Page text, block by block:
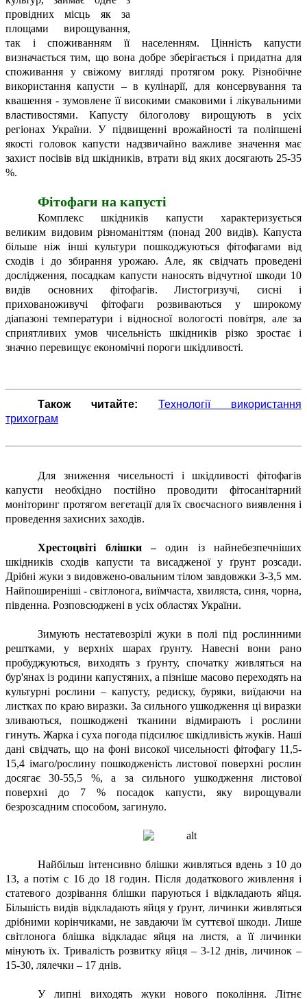
провідних місць як за
площами вирощування,
так і споживанням її населенням. Цінність капусти
визначається тим, що вона добре зберігається і придатна для
споживання у свіжому вигляді протягом року. Різнобічне
використання капусти – в кулінарії, для консервування та
квашення - зумовлене її високими смаковими і лікувальними
властивостями. Капусту білоголову вирощують в усіх
регіонах України. У підвищенні врожайності та поліпшені
якості головок капусти надзвичайно важливе значення має
захист посівів від шкідників, втрати від яких досягають 25-35
%.
Фітофаги на капусті
Комплекс шкідників капусти характеризується
великим видовим різноманіттям (понад 200 видів). Капуста
більше ніж інші культури пошкоджуються фітофагами від
сходів і до збирання урожаю. Але, як свідчать проведені
дослідження, посадкам капусти наносять відчутної шкоди 10
видів основних фітофагів. Листогризучі, сисні і
прихованоживучі фітофаги розвиваються у широкому
діапазоні температури і відносної вологості повітря, але за
сприятливих умов чисельність шкідників різко зростає і
значно перевищує економічні пороги шкідливості.
Також читайте:
Технології використання
трихограм
Для зниження чисельності і шкідливості фітофагів
капусти необхідно постійно проводити фітосанітарний
моніторинг протягом вегетації для їх своєчасного виявлення і
проведення захисних заходів.
Хрестоцвіті блішки –один із найнебезпечніших
шкідників сходів капусти та висадженої у ґрунт розсади.
Дрібні жуки з видовжено-овальним тілом завдовжки 3-3,5 мм.
Найпоширеніші - світлонога, виїмчаста, хвиляста, синя, чорна,
південна. Розповсюджені в усіх областях України.
Зимують нестатевозрілі жуки в полі під рослинними
рештками, у верхніх шарах ґрунту. Навесні вони рано
пробуджуються, виходять з ґрунту, спочатку живляться на
бур'янах із родини капустяних, а пізніше масово переходять на
культурні рослини – капусту, редиску, буряки, виїдаючи на
листках по краю виразки. За сильного ушкодження ці виразки
зливаються, пошкоджені тканини відмирають і рослини
гинуть. Жарка і суха погода підсилює шкідливість жуків. Наші
дані свідчать, що на фоні високої чисельності фітофагу 11,5-
15,4 імаго/рослину пошкодженість листової поверхні рослин
досягає 30-55,5 %, а за сильного ушкодження листової
поверхні до 7 % посадок капусти, яку вирощували
безрозсадним способом, загинуло.
Найбільш інтенсивно блішки живляться вдень з 10 до
13, а потім с 16 до 18 годин. Після додаткового живлення і
статевого дозрівання блішки паруються і відкладають яйця.
Більшість видів відкладають яйця у ґрунт, личинки живляться
дрібними корінчиками, не завдаючи їм суттєвої шкоди. Лише
світлонога блішка відкладає яйця на листя, а її личинки
мінують їх. Тривалість розвитку яйця – 3-12 днів, личинок –
15-30, лялечки – 17 днів.
У липні виходять жуки нового покоління. Літнє